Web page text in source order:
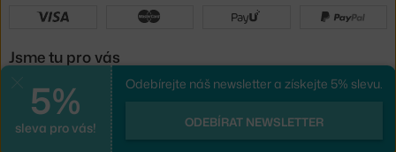
5%
sleva pro vás!
Odebírejte náš newsletter a získejte 5% slevu.
ODEBÍRAT NEWSLETTER
Jsme tu pro vás
e-shop na míruod